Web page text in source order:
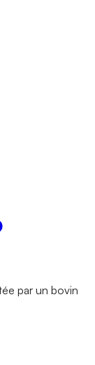
par un bovin